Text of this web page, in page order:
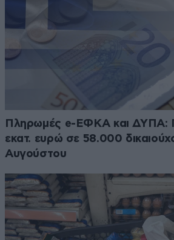
Πληρωμές e-ΕΦΚΑ και ΔΥΠΑ:
εκατ. ευρώ σε 58.000
Αυγούστου